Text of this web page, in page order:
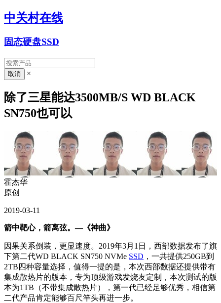
中关村在线
固态硬盘SSD
×
除了三星能达3500MB/S WD BLACK
SN750也可以
霍杰华
原创
2019-03-11
箭中靶心，箭离弦。—《神曲》
因果关系倒装，更显速度。2019年3月1日，西部数据发布了旗
下第二代WD BLACK SN750 NVMe SSD ，一共提供250GB到
2TB四种容量选择，值得一提的是，本次西部数据还提供带有
集成散热片的版本，专为顶级游戏发烧友定制，本次测试的版
本为1TB（不带集成散热片），第一代已经足够优秀，相信第
二代产品肯定能够百尺竿头再进一步。